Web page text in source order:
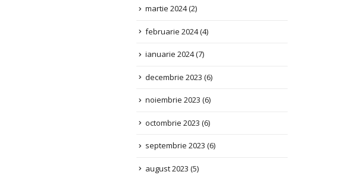
februarie 2024
ianuarie 2024(7)
decembrie 2023(6)
noiembrie 2023(6)
octombrie 2023 (6)
septembrie 2023(6)
august 2023 (5)
iulie 2023(10)